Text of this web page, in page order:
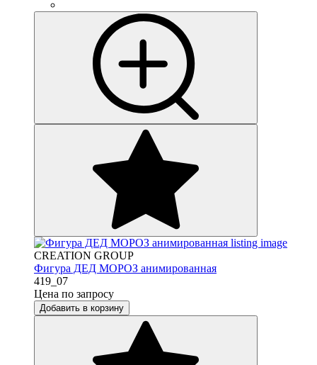
CREATION GROUP
Фигура ДЕД МОРОЗ анимированная
419_07
Цена по запросу
Добавить в корзину